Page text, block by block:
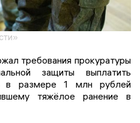
требования прокуратуры
защиты выплатить
в размере 1 млн рублей
тяжёлое ранение в